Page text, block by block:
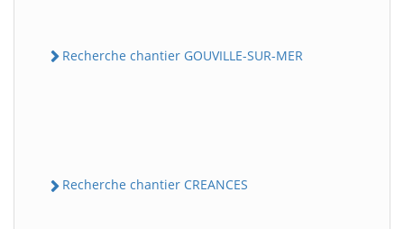
Recherche chantier GOUVILLE-SUR-MER
Recherche chantier CREANCES